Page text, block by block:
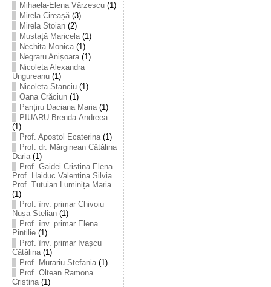
Mihaela-Elena Vărzescu(1)
Mirela Cireașă(3)
Mirela Stoian(2)
Mustață Maricela(1)
Nechita Monica(1)
Negraru Anișoara(1)
Nicoleta Alexandra
Ungureanu(1)
Nicoleta Stanciu(1)
Oana Crăciun(1)
Panțiru Daciana Maria(1)
PIUARU Brenda-Andreea
(1)
Prof. Apostol Ecaterina(1)
Prof. dr. Mărginean Cătălina
Daria(1)
Prof. Gaidei Cristina Elena.
Prof. Haiduc Valentina Silvia
Prof. Tutuian Luminița Maria
(1)
Prof. înv. primar Chivoiu
Nușa Stelian(1)
Prof. înv. primar Elena
Pintilie(1)
Prof. înv. primar Ivașcu
Cătălina(1)
Prof. Murariu Ștefania(1)
Prof. Oltean Ramona
Cristina(1)